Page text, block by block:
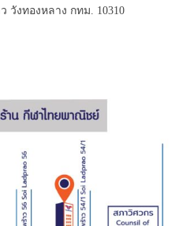
วังทองหลาง กทม. 10310